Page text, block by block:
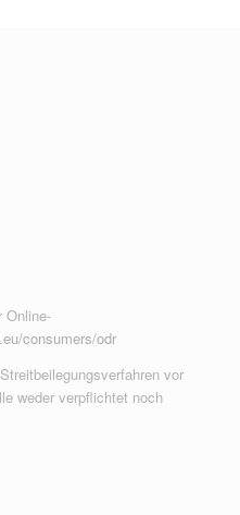
Online-
consumers/odr
vor
weder verpflichtet noch